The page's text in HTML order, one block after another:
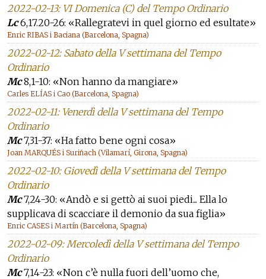
2022-02-13: VI Domenica (C) del Tempo Ordinario
Lc6,17.20-26: «Rallegratevi in quel giorno ed esultate»
Enric RIBAS i Baciana (Barcelona, Spagna)
2022-02-12: Sabato della V settimana del Tempo
Ordinario
Mc8,1-10: «Non hanno da mangiare»
Carles ELÍAS i Cao (Barcelona, Spagna)
2022-02-11: Venerdì della V settimana del Tempo
Ordinario
Mc7,31-37: «Ha fatto bene ogni cosa»
Joan MARQUÉS i Suriñach (Vilamarí, Girona, Spagna)
2022-02-10: Giovedì della V settimana del Tempo
Ordinario
Mc7,24-30: «Andò e si gettò ai suoi piedi... Ella lo
supplicava di scacciare il demonio da sua figlia»
Enric CASES i Martín (Barcelona, Spagna)
2022-02-09: Mercoledì della V settimana del Tempo
Ordinario
Mc7,14-23: «Non c’è nulla fuori dell’uomo che,